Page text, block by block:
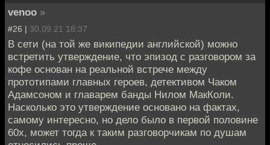
venoo »
#26 | 30.09.21 18:37
В сети (на той же википедии английской) можно
встретить утверждение, что эпизод с разговором за
кофе основан на реальной встрече между
прототипами главных героев, детективом Чаком
Адамсоном и главарем банды Нилом МакКоли.
Насколько это утверждение основано на фактах,
самому интересно, но дело было в первой половине
60х, может тогда к таким разговорчикам по душам